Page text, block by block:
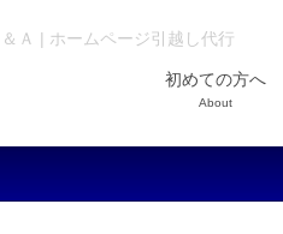
Ａ | ホームページ引越し代行
初めての方へ
About